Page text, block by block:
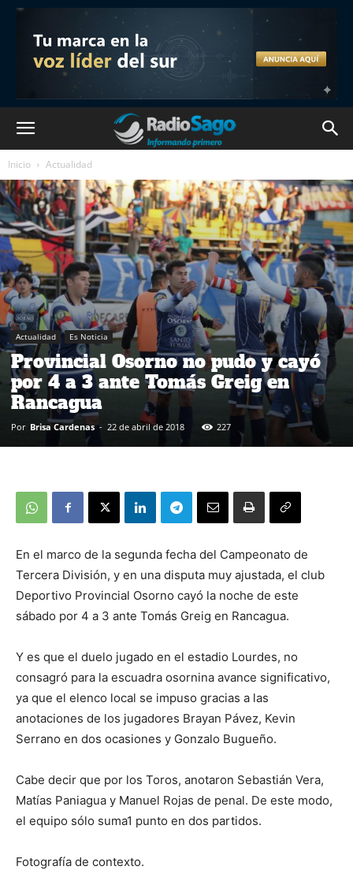
Inicio Actualidad
Actualidad Es Noticia
Provincial Osorno no pudo y cayó
por 4 a 3 ante Tomás Greig en
Rancagua
Por Brisa Cardenas - 22 de abril de 2018 227
En el marco de la segunda fecha del Campeonato de
Tercera División, y en una disputa muy ajustada, el club
Deportivo Provincial Osorno cayó la noche de este
sábado por 4 a 3 ante Tomás Greig en Rancagua.
Y es que el duelo jugado en el estadio Lourdes, no
consagró para la escuadra osornina avance significativo,
ya que el elenco local se impuso gracias a las
anotaciones de los jugadores Brayan Pávez, Kevin
Serrano en dos ocasiones y Gonzalo Bugueño.
Cabe decir que por los Toros, anotaron Sebastián Vera,
Matías Paniagua y Manuel Rojas de penal. De este modo,
el equipo sólo suma1 punto en dos partidos.
Fotografía de contexto.